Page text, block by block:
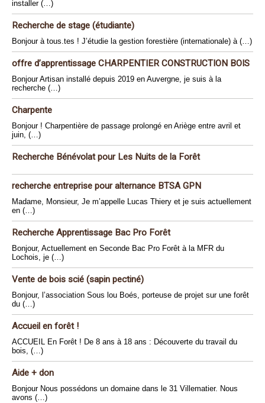
installer (…)
Recherche de stage (étudiante)
Bonjour à tous.tes ! J’étudie la gestion forestière (internationale) à (…)
offre d’apprentissage CHARPENTIER CONSTRUCTION BOIS
Bonjour Artisan installé depuis 2019 en Auvergne, je suis à la
recherche (…)
Charpente
Bonjour ! Charpentière de passage prolongé en Ariège entre avril et
juin, (…)
Recherche Bénévolat pour Les Nuits de la Forêt
recherche entreprise pour alternance BTSA GPN
Madame, Monsieur, Je m’appelle Lucas Thiery et je suis actuellement
en (…)
Recherche Apprentissage Bac Pro Forêt
Bonjour, Actuellement en Seconde Bac Pro Forêt à la MFR du
Lochois, je (…)
Vente de bois scié (sapin pectiné)
Bonjour, l’association Sous lou Boés, porteuse de projet sur une forêt
du (…)
Accueil en forêt !
ACCUEIL En Forêt ! De 8 ans à 18 ans : Découverte du travail du
bois, (…)
Aide + don
Bonjour Nous possédons un domaine dans le 31 Villematier. Nous
avons (…)